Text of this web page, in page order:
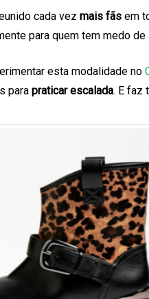
cada vez mais fãsem
para quem tem medo
esta modalidade no
para praticar escalada. E faz